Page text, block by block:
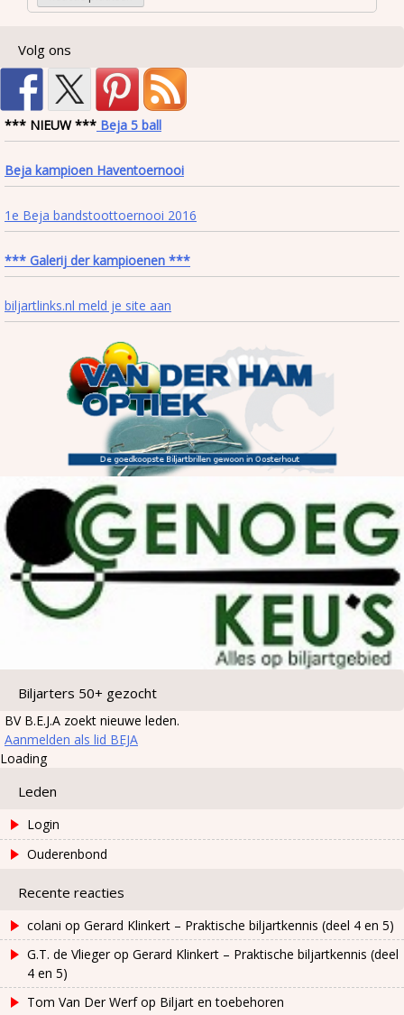
Volg ons
*** NIEUW *** Beja 5 ball
Beja kampioen Haventoernooi
1e Beja bandstoottoernooi 2016
*** Galerij der kampioenen ***
biljartlinks.nl meld je site aan
Biljarters 50+ gezocht
BV B.E.J.A zoekt nieuwe leden.
Aanmelden als lid BEJA
Loading
Leden
Login
Ouderenbond
Recente reacties
colani op Gerard Klinkert – Praktische biljartkennis (deel 4 en 5)
G.T. de Vliegerop Gerard Klinkert – Praktische biljartkennis (deel
4 en 5)
Tom Van Der Werfop Biljart en toebehoren